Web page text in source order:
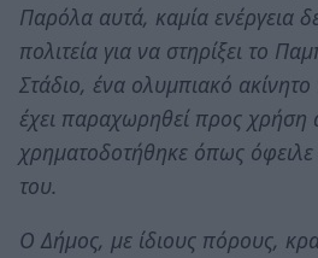
Παρόλα αυτά, καμία ενέργεια
πολιτεία για να στηρίξει το
Στάδιο, ένα ολυμπιακό
έχει παραχωρηθεί προς χρήση
χρηματοδοτήθηκε όπως
του.
Ο Δήμος, με ίδιους πόρους,